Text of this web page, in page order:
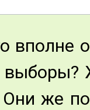
вполне
Они же